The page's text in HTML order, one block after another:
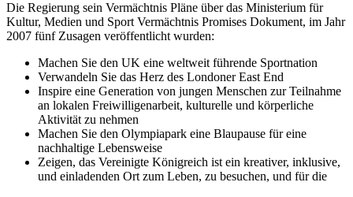
Die Regierung sein Vermächtnis Pläne über das Ministerium für
Kultur, Medien und Sport Vermächtnis Promises Dokument, im Jahr
2007 fünf Zusagen veröffentlicht wurden:
Machen Sie den UK eine weltweit führende Sportnation
Verwandeln Sie das Herz des Londoner East End
Inspire eine Generation von jungen Menschen zur Teilnahme
an lokalen Freiwilligenarbeit, kulturelle und körperliche
Aktivität zu nehmen
Machen Sie den Olympiapark eine Blaupause für eine
nachhaltige Lebensweise
Zeigen, das Vereinigte Königreich ist ein kreativer, inklusive,
und einladenden Ort zum Leben, zu besuchen, und für die